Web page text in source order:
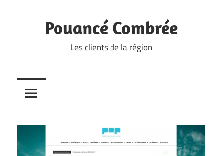
Pouancé Combrée
Les clients de la région